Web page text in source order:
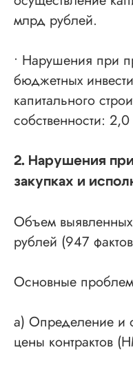
млрд рублей.
• Нарушения при
бюджетных
капитального
собственности:
2. Нарушения
закупках и
Объем
рублей (947
Основные
а) Определение и
цены контрактов